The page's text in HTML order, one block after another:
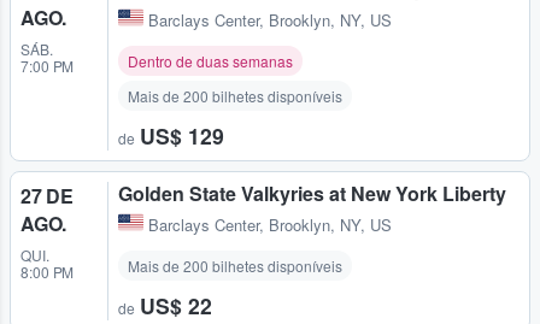
AGO.
SÁB.
7:00 PM
Barclays Center, Brooklyn, NY, US
Dentro de duas semanas
Mais de 200 bilhetes disponíveis
de US$ 129
27 DE
AGO.
QUI.
8:00 PM
Golden State Valkyries at New York Liberty
Barclays Center, Brooklyn, NY, US
Mais de 200 bilhetes disponíveis
de US$ 22